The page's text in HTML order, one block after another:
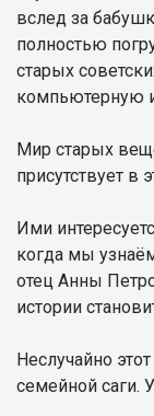
вслед за
полностью
старых
компьютерную
Мир старых
присутствует в
Ими
когда мы
отец Анны
истории
Неслучайно
семейной саги.